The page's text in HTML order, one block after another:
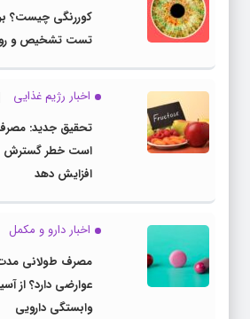
کوررنگی چیست؟
تست تشخیص و
اخبار رژیم غذایی
تحقیق جدید:
است خطر گسترش
افزایش دهد
اخبار دارو و مکمل
مصرف طولانی
عوارضی دارد؟ از
وابستگی دارویی